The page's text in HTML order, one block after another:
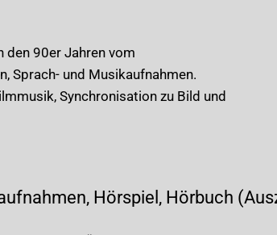
den 90er Jahren vom
Sprach- und Musikaufnahmen.
Synchronisation zu Bild und
Hörspiel, Hörbuch